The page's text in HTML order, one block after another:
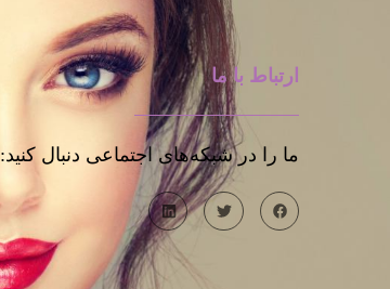
ارتباط با ما
ما را در شبکه‌های اجتماعی دنبال کنید: